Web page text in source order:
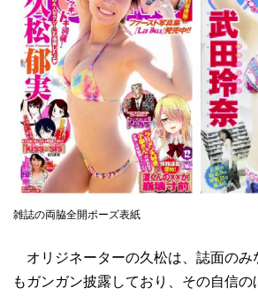
雑誌の両脇全開ポーズ表紙
オリジネーターの久松は、誌面のみ
もガンガン披露しており、その自信